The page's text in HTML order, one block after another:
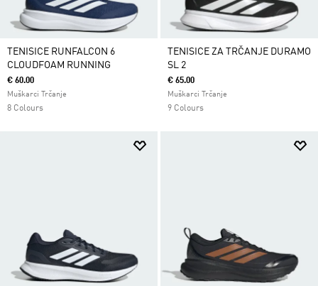
TENISICE RUNFALCON 6
CLOUDFOAM RUNNING
€ 60.00
Muškarci Trčanje
8 Colours
TENISICE ZA TRČANJE DURAMO
SL 2
€ 65.00
Muškarci Trčanje
9 Colours